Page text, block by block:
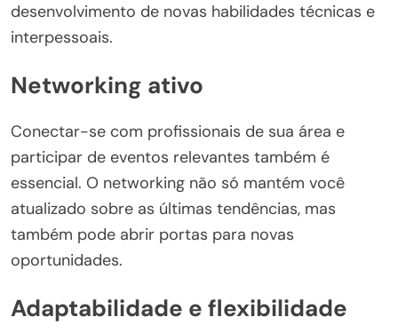
desenvolvimento de novas habilidades técnicas e
interpessoais.
Networking ativo
Conectar-se com profissionais de sua área e
participar de eventos relevantes também é
essencial. O networking não só mantém você
atualizado sobre as últimas tendências, mas
também pode abrir portas para novas
oportunidades.
Adaptabilidade e flexibilidade